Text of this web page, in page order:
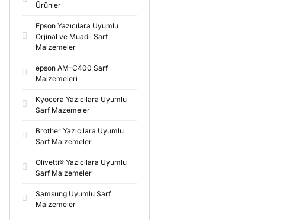
Ürünler
Epson Yazıcılara Uyumlu
Orjinal ve Muadil Sarf
Malzemeler
epson AM-C400 Sarf
Malzemeleri
Kyocera Yazıcılara Uyumlu
Sarf Mazemeler
Brother Yazıcılara Uyumlu
Sarf Malzemeler
Olivetti® Yazıcılara Uyumlu
Sarf Malzemeler
Samsung Uyumlu Sarf
Malzemeler